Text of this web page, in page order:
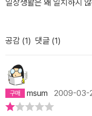
연결점이 반드시 있다는
동사를 이용해 주어와 목
마태 수난곡 중 십자가 처
돌라를 창조하라고 조언
도 딜레마의 상황에서 공
으로 실생활에 투입할 수
장은 이 책의 장점과 단점
제시한다. 그림자는 진짜
역할을 통해서 얼마든지
한다. 자신의 마음을 잘 돌
스러운 자신의 또다른 모
마와 같은 것들이 뒤엉켜
때문이다. 자신은 결코 이
랫동안 억누르다보면 자신
나는 왜 나의 문제를 남에
발견했는가?- 나의 어두
을 미쳤는가?- 종교는 나
가?- 해야할 일을 외면하
죄책감에 사로잡혀 무기력
계를 온전히 유지하고 있
공감 (1) 댓글 (1)
msum 2009-03-